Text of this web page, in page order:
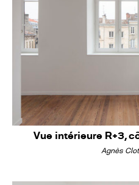
Vue intérieure R+3,
Agnès